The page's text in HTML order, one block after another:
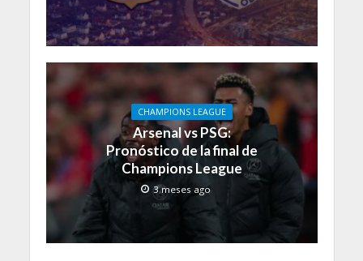
CHAMPIONS LEAGUE
Arsenal vs PSG:
Pronóstico de la final de
Champions League
3 meses ago